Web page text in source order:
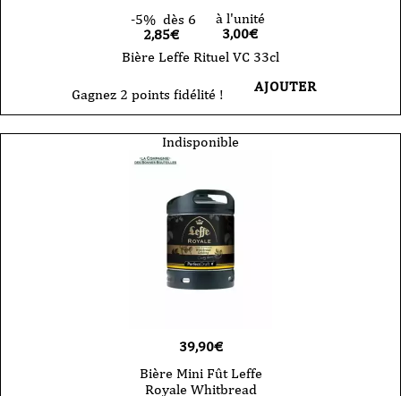
-5% dès 6
2,85€
à l'unité
3,00€
Bière Leffe Rituel VC 33cl
Gagnez 2 points fidélité ! AJOUTER
Indisponible
39,90€
Bière Mini Fût Leffe
Royale Whitbread